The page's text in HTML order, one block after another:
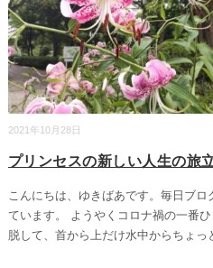
2021年10月28日
プリンセスの新しい人生の旅
こんにちは、ゆきばあです。毎日ブロ
ています。 ようやくコロナ禍の一番
脱して、首から上だけ水中からちょっ